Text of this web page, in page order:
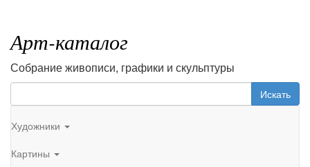
Арт-каталог
Собрание живописи, графики и скульптуры
Искать
Художники
Картины